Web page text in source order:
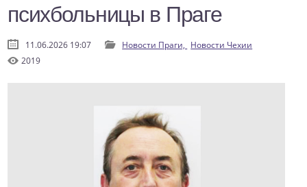
психбольницы в Праге
11.06.2026 19:07 Новости Праги, Новости Чехии
2019